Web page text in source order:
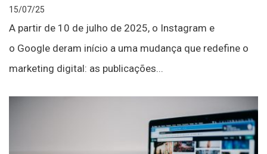
15/07/25
A partir de 10 de julho de 2025, o Instagram e
o Google deram início a uma mudança que redefine o
marketing digital: as publicações...